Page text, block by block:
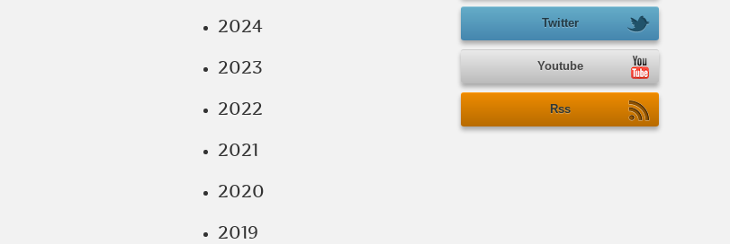
2024
2023
2022
2021
2020
2019
Twitter
Youtube
Rss